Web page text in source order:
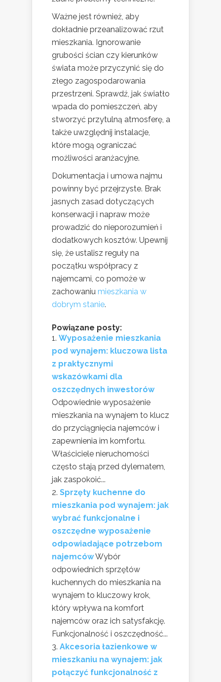
Ważne jest również, aby
dokładnie przeanalizować rzut
mieszkania. Ignorowanie
grubości ścian czy kierunków
świata może przyczynić się do
złego zagospodarowania
przestrzeni. Sprawdź, jak światło
wpada do pomieszczeń, aby
stworzyć przytulną atmosferę, a
także uwzględnij instalacje,
które mogą ograniczać
możliwości aranżacyjne.
Dokumentacja i umowa najmu
powinny być przejrzyste. Brak
jasnych zasad dotyczących
konserwacji i napraw może
prowadzić do nieporozumień i
dodatkowych kosztów. Upewnij
się, że ustalisz reguły na
początku współpracy z
najemcami, co pomoże w
zachowaniu mieszkania w
dobrym stanie.
Powiązane posty:
Wyposażenie mieszkania
pod wynajem: kluczowa lista
z praktycznymi
wskazówkami dla
oszczędnych inwestorów
Odpowiednie wyposażenie
mieszkania na wynajem to klucz
do przyciągnięcia najemców i
zapewnienia im komfortu.
Właściciele nieruchomości
często stają przed dylematem,
jak zaspokoić...
Sprzęty kuchenne do
mieszkania pod wynajem: jak
wybrać funkcjonalne i
oszczędne wyposażenie
odpowiadające potrzebom
najemcówWybór
odpowiednich sprzętów
kuchennych do mieszkania na
wynajem to kluczowy krok,
który wpływa na komfort
najemców oraz ich satysfakcję.
Funkcjonalność i oszczędność...
Akcesoria łazienkowe w
mieszkaniu na wynajem: jak
połączyć funkcjonalność z